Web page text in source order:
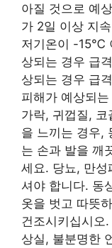
아질 것으로 예
가 2일 이상 지
저기온이 -15℃
상되는 경우 급
상되는 경우 급
피해가 예상되
가락, 귀껍질,
을 느끼는 경우,
는 손과 발을 깨
세요. 당뇨, 만성
셔야 합니다. 동
옷을 벗고 따뜻
건조시키십시오
상실, 불분명한